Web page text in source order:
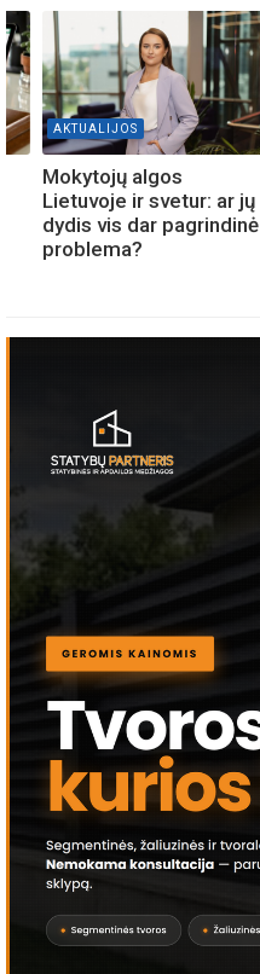
AKTUALIJOS
Mokytojų algos
Lietuvoje ir svetur: ar jų
dydis vis dar pagrindinė
problema?